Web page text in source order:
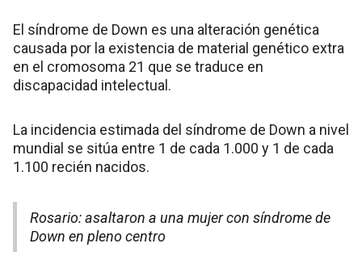
El síndrome de Down es una alteración genética
causada por la existencia de material genético extra
en el cromosoma 21 que se traduce en
discapacidad intelectual.
La incidencia estimada del síndrome de Down a nivel
mundial se sitúa entre 1 de cada 1.000 y 1 de cada
1.100 recién nacidos.
Rosario: asaltaron a una mujer con síndrome de
Down en pleno centro